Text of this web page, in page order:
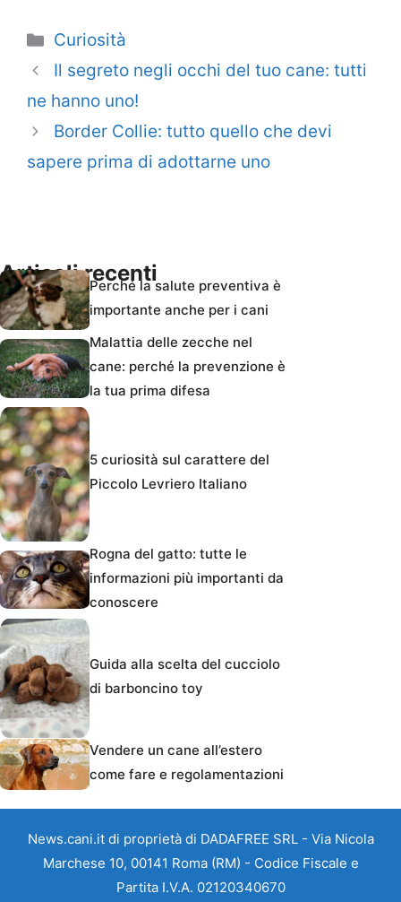
Categorie
Curiosità
Il segreto negli occhi del tuo cane: tutti
ne hanno uno!
Border Collie: tutto quello che devi
sapere prima di adottarne uno
Articoli recentiPerché la salute preventiva è
importante anche per i cani
Malattia delle zecche nel
cane: perché la prevenzione è
la tua prima difesa
5 curiosità sul carattere del
Piccolo Levriero Italiano
Rogna del gatto: tutte le
informazioni più importanti da
conoscere
Guida alla scelta del cucciolo
di barboncino toy
Vendere un cane all’estero
come fare e regolamentazioni
News.cani.it di proprietà di DADAFREE SRL - Via Nicola
Marchese 10, 00141 Roma (RM) - Codice Fiscale e
Partita I.V.A. 02120340670